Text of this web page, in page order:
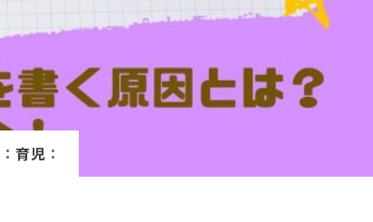
記事検索
：育児 ：